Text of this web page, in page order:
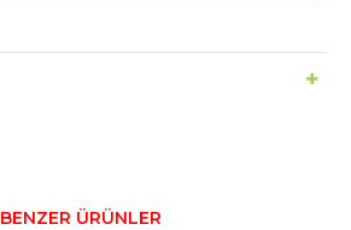
BENZER ÜRÜNLER